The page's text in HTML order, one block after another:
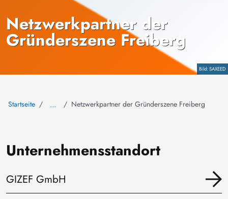
Copyright
SAXEED
Netzwerkpartner der
Gründerszene Freiberg
Startseite … Netzwerkpartner der Gründerszene Freiberg
Unternehmensstandort
GIZEF GmbH